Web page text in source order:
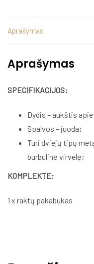
Aprašymas
Aprašymas
SPECIFIKACIJOS:
Dydis – aukštis apie
Spalvos – juoda;
Turi dviejų tipų
burbulinę virvelę;
KOMPLEKTE:
1 x raktų pakabukas